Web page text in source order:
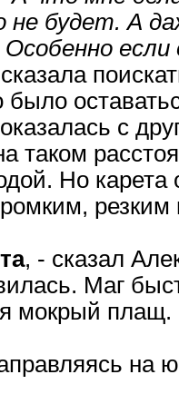
не будет. А
если
было
с
таком
Но
резким
, - сказал
Маг
мокрый плащ.
на